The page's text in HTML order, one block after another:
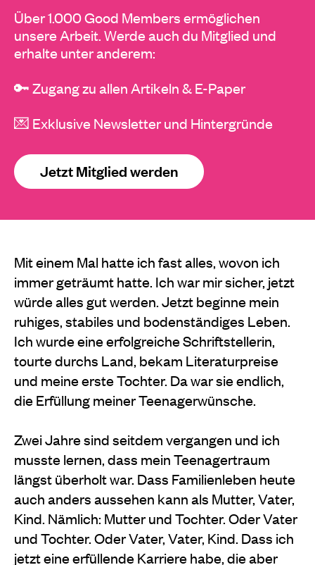
Über 1.000 Good Members ermöglichen
unsere Arbeit. Werde auch du Mitglied und
erhalte unter anderem:
🔑 Zugang zu allen Artikeln & E-Paper
💌 Exklusive Newsletter und Hintergründe
Jetzt Mitglied werden
Mit einem Mal hatte ich fast alles, wovon ich
immer geträumt hatte. Ich war mir sicher, jetzt
würde alles gut werden. Jetzt beginne mein
ruhiges, stabiles und bodenständiges Leben.
Ich wurde eine erfolgreiche Schriftstellerin,
tourte durchs Land, bekam Literaturpreise
und meine erste Tochter. Da war sie endlich,
die Erfüllung meiner Teenagerwünsche.
Zwei Jahre sind seitdem vergangen und ich
musste lernen, dass mein Teenagertraum
längst überholt war. Dass Familienleben heute
auch anders aussehen kann als Mutter, Vater,
Kind. Nämlich: Mutter und Tochter. Oder Vater
und Tochter. Oder Vater, Vater, Kind. Dass ich
jetzt eine erfüllende Karriere habe, die aber